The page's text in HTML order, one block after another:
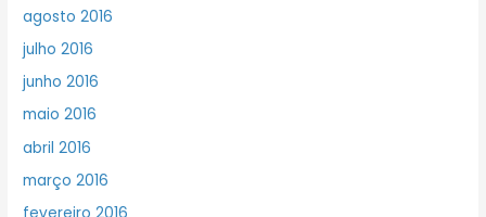
agosto 2016
julho 2016
junho 2016
maio 2016
abril 2016
março 2016